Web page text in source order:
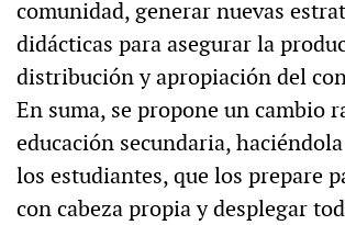
comunidad, generar nuevas
didácticas para asegurar la
distribución y apropiación del
En suma, se propone un cambio
educación secundaria,
los estudiantes, que los prepare
con cabeza propia y desplegar